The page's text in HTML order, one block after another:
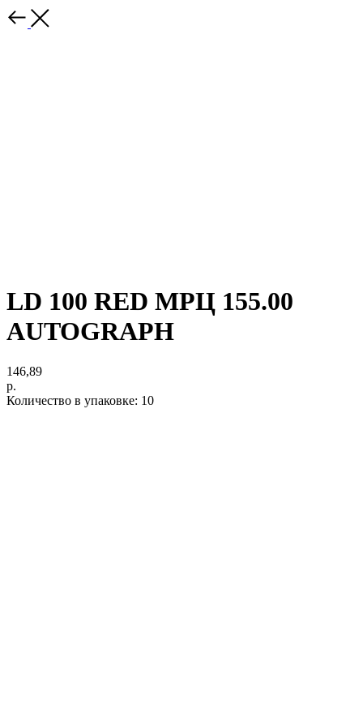
LD 100 RED МРЦ 155.00
AUTOGRAPH
146,89
р.
Количество в упаковке: 10